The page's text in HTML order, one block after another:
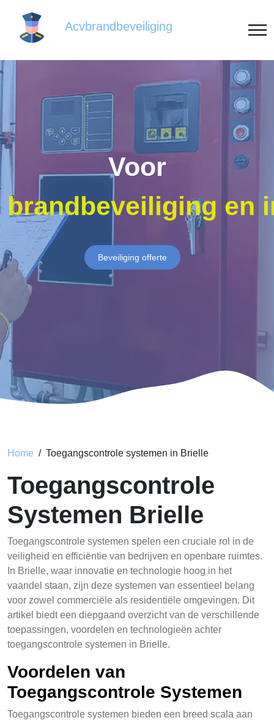
Acvbrandbeveiliging
Voor
brandbeveiliging en
Beveiliging offerte
Home Toegangscontrole systemen in Brielle
Toegangscontrole
Systemen Brielle
Toegangscontrole systemen spelen een cruciale rol in de
veiligheid en efficiëntie van bedrijven en openbare ruimtes.
In Brielle, waar innovatie en technologie hoog in het
vaandel staan, zijn deze systemen van essentieel belang
voor zowel commerciële als residentiële omgevingen. Dit
artikel biedt een diepgaand overzicht van de verschillende
toepassingen, voordelen en technologieën achter
toegangscontrole systemen in Brielle.
Voordelen van
Toegangscontrole Systemen
Toegangscontrole systemen bieden een breed scala aan